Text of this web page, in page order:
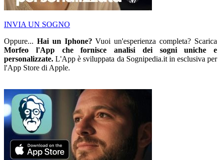
INVIA UN SOGNO
Oppure... Hai un Iphone? Vuoi un'esperienza completa? Scarica
Morfeo l'App che fornisce analisi dei sogni uniche e
personalizzate. L'App è sviluppata da Sognipedia.it in esclusiva per
l'App Store di Apple.